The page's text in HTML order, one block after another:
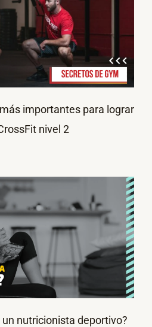
importantes para lograr
nivel 2
nutricionista deportivo?